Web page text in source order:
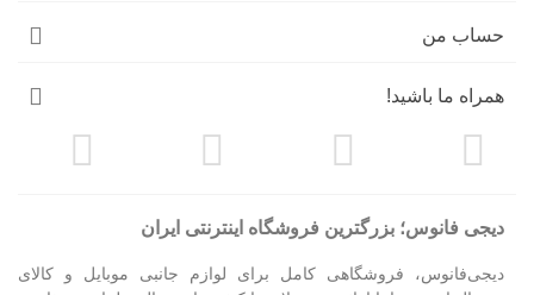
حساب من
همراه ما باشید!
دیجی فانوس؛ بزرگترین فروشگاه اینترنتی ایران
دیجی‌فانوس، فروشگاهی کامل برای لوازم جانبی موبایل و کالای